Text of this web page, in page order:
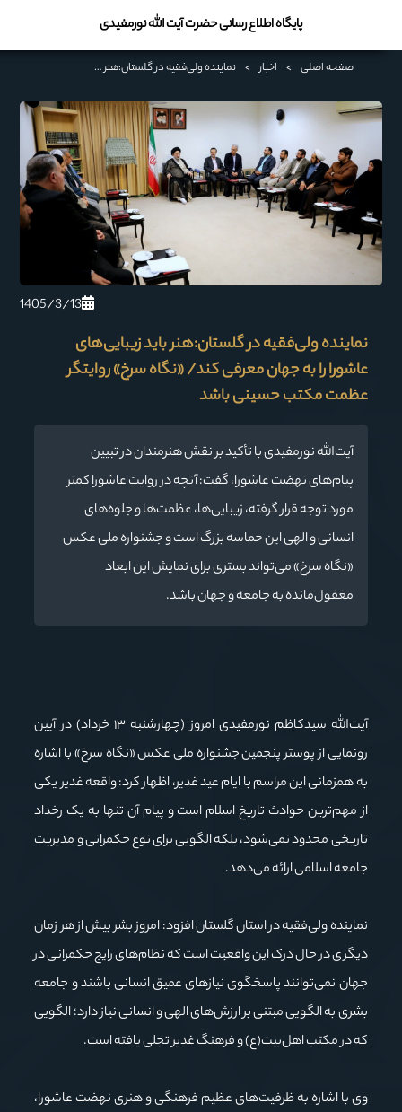
پایگاه اطلاع رسانی حضرت آیت الله نورمفیدی
صفحه اصلی > اخبار > نماینده ولی‌فقیه در گلستان:هنر باید زیبایی‌های عاشورا را به جهان معرفی کند/ «نگاه سرخ» روایتگر عظمت مکتب حسینی باشد
1405/3/13
نماینده ولی‌فقیه در گلستان:هنر باید زیبایی‌های
عاشورا را به جهان معرفی کند/ «نگاه سرخ» روایتگر
عظمت مکتب حسینی باشد
آیت‌الله نورمفیدی با تأکید بر نقش هنرمندان در تبیین
پیام‌های نهضت عاشورا، گفت: آنچه در روایت عاشورا کمتر
مورد توجه قرار گرفته، زیبایی‌ها، عظمت‌ها و جلوه‌های
انسانی و الهی این حماسه بزرگ است و جشنواره ملی عکس
«نگاه سرخ» می‌تواند بستری برای نمایش این ابعاد
مغفول‌مانده به جامعه و جهان باشد.
آیت‌الله سیدکاظم نورمفیدی امروز (چهارشنبه ۱۳ خرداد) در آیین
رونمایی از پوستر پنجمین جشنواره ملی عکس «نگاه سرخ» با اشاره
به همزمانی این مراسم با ایام عید غدیر، اظهار کرد: واقعه غدیر یکی
از مهم‌ترین حوادث تاریخ اسلام است و پیام آن تنها به یک رخداد
تاریخی محدود نمی‌شود، بلکه الگویی برای نوع حکمرانی و مدیریت
جامعه اسلامی ارائه می‌دهد.
نماینده ولی‌فقیه در استان گلستان افزود: امروز بشر بیش از هر زمان
دیگری در حال درک این واقعیت است که نظام‌های رایج حکمرانی در
جهان نمی‌توانند پاسخگوی نیازهای عمیق انسانی باشند و جامعه
بشری به الگویی مبتنی بر ارزش‌های الهی و انسانی نیاز دارد؛ الگویی
که در مکتب اهل‌بیت(ع) و فرهنگ غدیر تجلی یافته است.
وی با اشاره به ظرفیت‌های عظیم فرهنگی و هنری نهضت عاشورا،